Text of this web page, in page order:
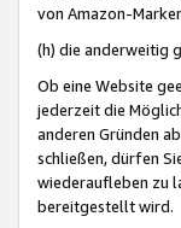
von Amazon-
(h) die anderweitig
Ob eine Website
jederzeit die
anderen Gründen
schließen, dürfen
wiederaufleben zu
bereitgestellt wird.